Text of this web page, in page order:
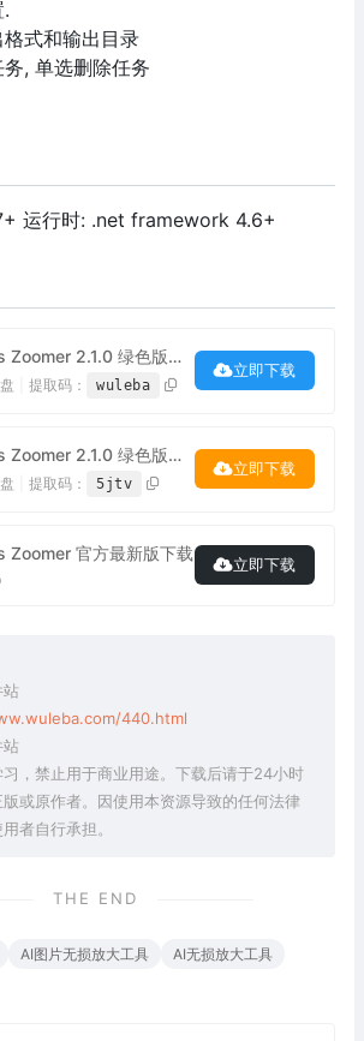
式和输出目录
, 单选删除任务
运行时: .net framework 4.6+
AI Lossless Zoomer 2.1.0 绿色版下载
提取码： wuleba
立即下载
AI Lossless Zoomer 2.1.0 绿色版下载
提取码： 5jtv
立即下载
Zoomer 官方最新版下载
立即下载
站
440.html
站
，禁止用于商业用途。下载后请于24小时
或原作者。因使用本资源导致的任何法律
者自行承担。
THE END
AI图片无损放大工具
AI无损放大工具